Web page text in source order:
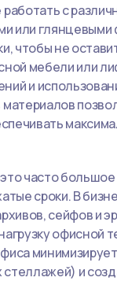
с
или
чтобы не
мебели или
и
часто
сроки. В
сейфов и
офисной
и